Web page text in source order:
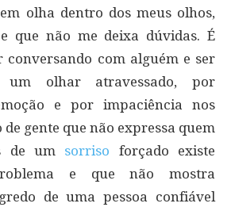
olha dentro dos meus olhos,
que não me deixa dúvidas. É
com alguém e ser
um olhar atravessado, por
e por impaciência nos
de gente que não expressa quem
de um sorriso forçado existe
e que não mostra
de uma pessoa confiável